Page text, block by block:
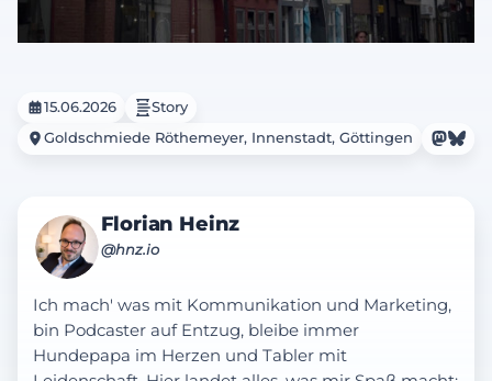
15.06.2026
Story
Goldschmiede Röthemeyer, Innenstadt, Göttingen
Florian Heinz
@hnz.io
Ich mach' was mit Kommunikation und Marketing,
bin Podcaster auf Entzug, bleibe immer
Hundepapa im Herzen und Tabler mit